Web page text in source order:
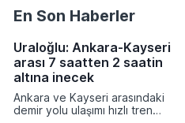
En Son Haberler
Uraloğlu: Ankara-Kayseri
arası 7 saatten 2 saatin
altına inecek
Ankara ve Kayseri arasındaki
demir yolu ulaşımı hızlı tren